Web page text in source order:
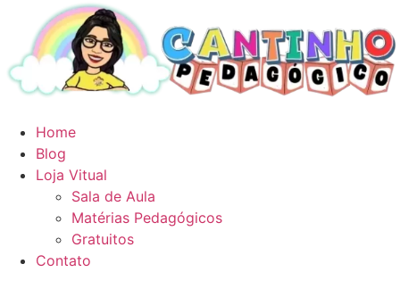
conteúdo
Home
Blog
Loja Vitual
Sala de Aula
Matérias Pedagógicos
Gratuitos
Contato